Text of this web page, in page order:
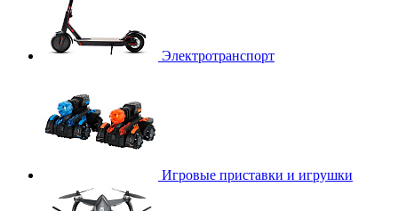
Электротранспорт
Игровые приставки и игрушки